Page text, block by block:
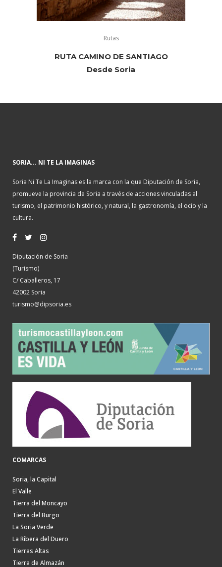
Rutas
RUTA CAMINO DE SANTIAGO
Desde Soria
SORIA... NI TE LA IMAGINAS
Soria Ni Te La Imaginas es la marca con la que Diputación de Soria,
promueve la provincia de Soria a través de acciones vinculadas al
turismo, el patrimonio histórico, y natural, la gastronomía, el ocio y la
cultura.
Diputación de Soria
(Turismo)
C/ Caballeros, 17
42002 Soria
turismo@dipsoria.es
COMARCAS
Soria, la Capital
El Valle
Tierra del Moncayo
Tierra del Burgo
La Soria Verde
La Ribera del Duero
Tierras Altas
Tierra de Almazán